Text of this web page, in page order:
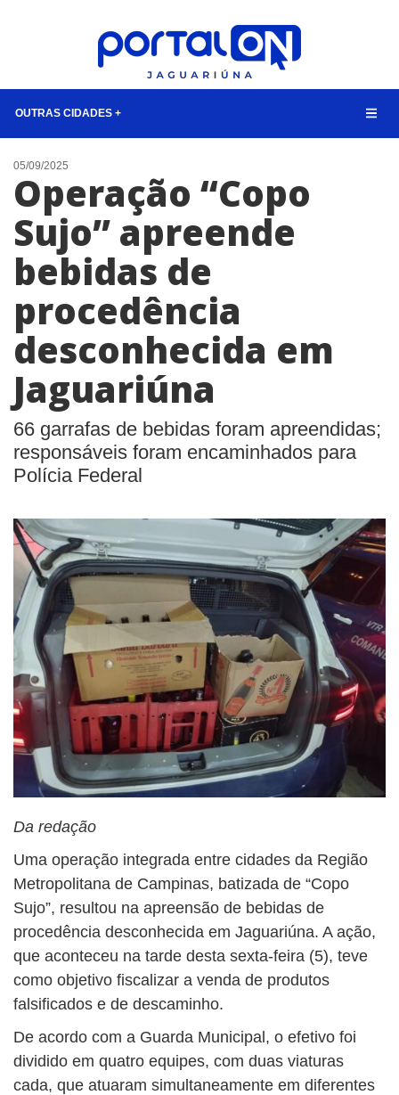
OUTRAS CIDADES +
NOTÍCIAS
LISTA DIGITAL
CONTATO
ANUNCIE
05/09/2025
Operação “Copo
Sujo” apreende
bebidas de
procedência
desconhecida em
Jaguariúna
66 garrafas de bebidas foram apreendidas;
responsáveis foram encaminhados para
Polícia Federal
Da redação
Uma operação integrada entre cidades da Região
Metropolitana de Campinas, batizada de “Copo
Sujo”, resultou na apreensão de bebidas de
procedência desconhecida em Jaguariúna. A ação,
que aconteceu na tarde desta sexta-feira (5), teve
como objetivo fiscalizar a venda de produtos
falsificados e de descaminho.
De acordo com a Guarda Municipal, o efetivo foi
dividido em quatro equipes, com duas viaturas
cada, que atuaram simultaneamente em diferentes